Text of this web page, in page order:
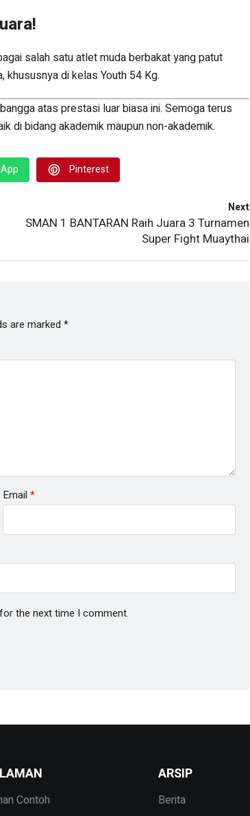
salah satu atlet muda berbakat yang patut
khususnya di kelas Youth 54 Kg.
atas prestasi luar biasa ini. Semoga terus
di bidang akademik maupun non-akademik.
Pinterest
Next
SMAN 1 BANTARAN Raih Juara 3 Turnamen
Super Fight Muaythai
are marked *
Email *
the next time I comment.
Contoh
ARSIP
Berita